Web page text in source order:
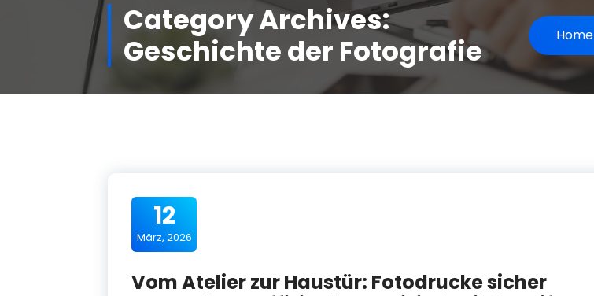
Category Archives:
Geschichte der Fotografie
Home
12
März, 2026
Vom Atelier zur Haustür: Fotodrucke sicher